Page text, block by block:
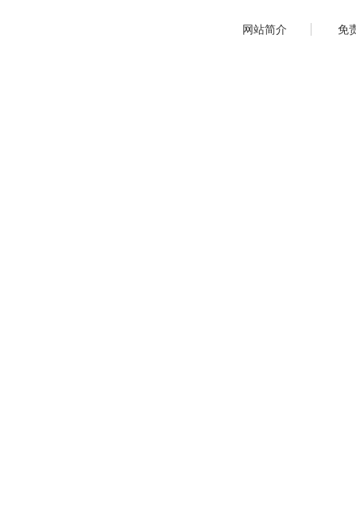
网站简介 免